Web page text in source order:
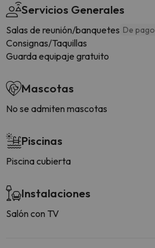
Servicios Generales
Salas de reunión/banquetes De pago
Consignas/Taquillas
Guarda equipaje gratuito
Mascotas
No se admiten mascotas
Piscinas
Piscina cubierta
Instalaciones
Salón con TV